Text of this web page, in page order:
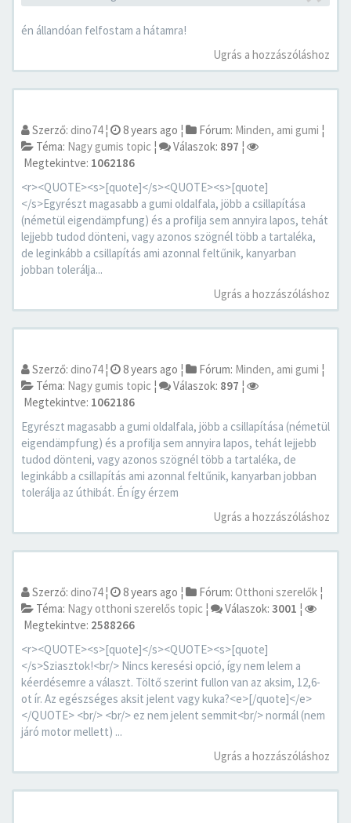
én állandóan felfostam a hátamra!
Ugrás a hozzászóláshoz
Szerző: dino74¦ 8 years ago ¦ Fórum: Minden, ami gumi ¦
Téma: Nagy gumis topic ¦ Válaszok: 897 ¦
Megtekintve: 1062186
<r><QUOTE><s>[quote]</s><QUOTE><s>[quote]
</s>Egyrészt magasabb a gumi oldalfala, jöbb a csillapítása
(németül eigendämpfung) és a profilja sem annyira lapos, tehát
lejjebb tudod dönteni, vagy azonos szögnél több a tartaléka,
de leginkább a csillapítás ami azonnal feltűnik, kanyarban
jobban tolerálja...
Ugrás a hozzászóláshoz
Szerző: dino74¦ 8 years ago ¦ Fórum: Minden, ami gumi ¦
Téma: Nagy gumis topic ¦ Válaszok: 897 ¦
Megtekintve: 1062186
Egyrészt magasabb a gumi oldalfala, jöbb a csillapítása (németül
eigendämpfung) és a profilja sem annyira lapos, tehát lejjebb
tudod dönteni, vagy azonos szögnél több a tartaléka, de
leginkább a csillapítás ami azonnal feltűnik, kanyarban jobban
tolerálja az úthibát. Én így érzem
Ugrás a hozzászóláshoz
Szerző: dino74¦ 8 years ago ¦ Fórum: Otthoni szerelők ¦
Téma: Nagy otthoni szerelős topic ¦ Válaszok: 3001 ¦
Megtekintve: 2588266
<r><QUOTE><s>[quote]</s><QUOTE><s>[quote]
</s>Sziasztok!<br/> Nincs keresési opció, így nem lelem a
kéerdésemre a választ. Töltő szerint fullon van az aksim, 12,6-
ot ír. Az egészséges aksit jelent vagy kuka?<e>[/quote]</e>
</QUOTE> <br/> <br/> ez nem jelent semmit<br/> normál (nem
járó motor mellett) ...
Ugrás a hozzászóláshoz